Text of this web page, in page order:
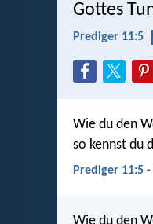
Gottes
Prediger 11:5
Wie du den
so kennst du
Prediger 11:5 -